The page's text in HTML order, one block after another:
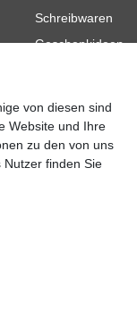
Schreibwaren
Geschenkideen
Topmarken
von diesen sind
Website und Ihre
zu den von uns
finden Sie